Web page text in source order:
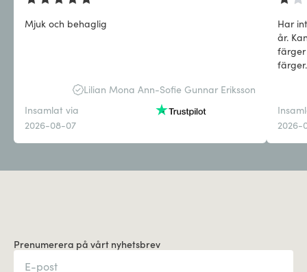
Mjuk och behaglig
Lilian Mona Ann-Sofie Gunnar Eriksson
Insamlat via
2026-08-07
Har
år.
färger
2026-
Prenumerera på vårt nyhetsbrev